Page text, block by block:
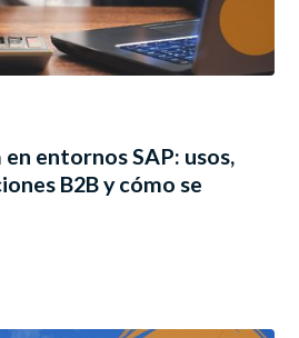
entornos SAP: usos,
B2B y cómo se